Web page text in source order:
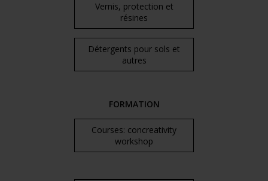
Vernis, protection et
résines
Détergents pour sols et
autres
FORMATION
Courses: concreativity
workshop